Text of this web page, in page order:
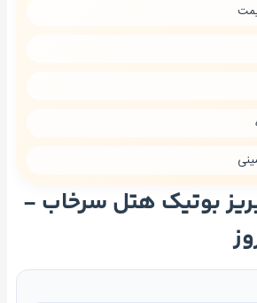
بوتیک هتل سرخاب -